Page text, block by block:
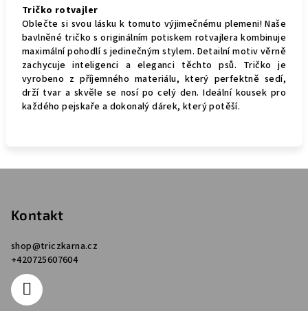
Tričko rotvajler
Oblečte si svou lásku k tomuto výjimečnému plemeni! Naše
bavlněné tričko s originálním potiskem rotvajlera kombinuje
maximální pohodlí s jedinečným stylem. Detailní motiv věrně
zachycuje inteligenci a eleganci těchto psů. Tričko je
vyrobeno z příjemného materiálu, který perfektně sedí,
drží tvar a skvěle se nosí po celý den. Ideální kousek pro
každého pejskaře a dokonalý dárek, který potěší.
Kontakt
shop@triczkarna.cz
+420725607604